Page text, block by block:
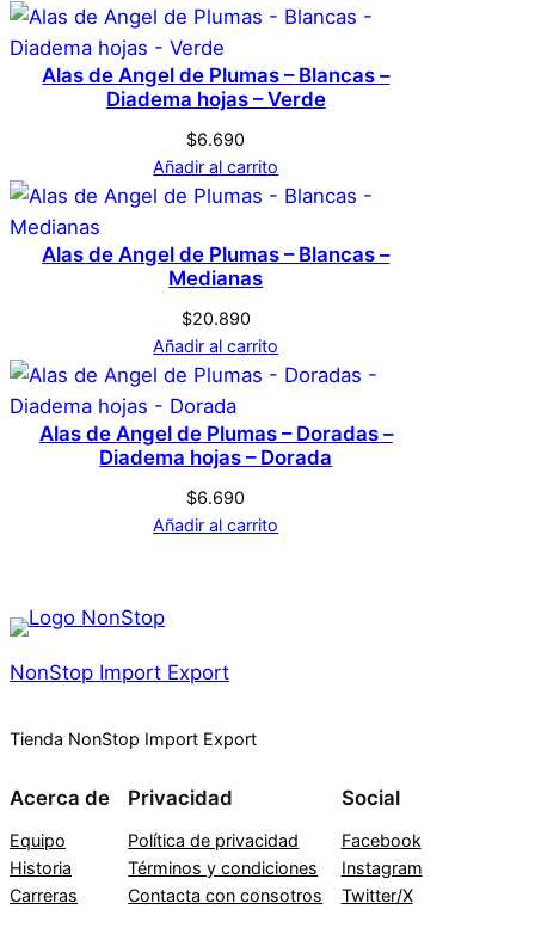
Alas de Angel de Plumas – Blancas –
Diadema hojas – Verde
$6.690
Añadir al carrito
Alas de Angel de Plumas – Blancas –
Medianas
$20.890
Añadir al carrito
Alas de Angel de Plumas – Doradas –
Diadema hojas – Dorada
$6.690
Añadir al carrito
NonStop Import Export
Tienda NonStop Import Export
Acerca de
Equipo
Historia
Carreras
Privacidad
Política de privacidad
Términos y condiciones
Contacta con consotros
Social
Facebook
Instagram
Twitter/X